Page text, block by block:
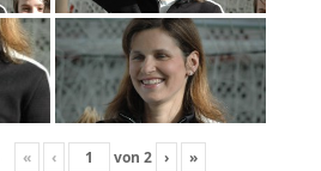
« ‹ von 2 › »